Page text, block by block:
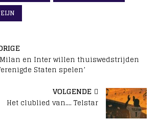
Milan en Inter willen thuiswedstrijden
Staten spelen’
VOLGENDE
Het clublied van…. Telstar